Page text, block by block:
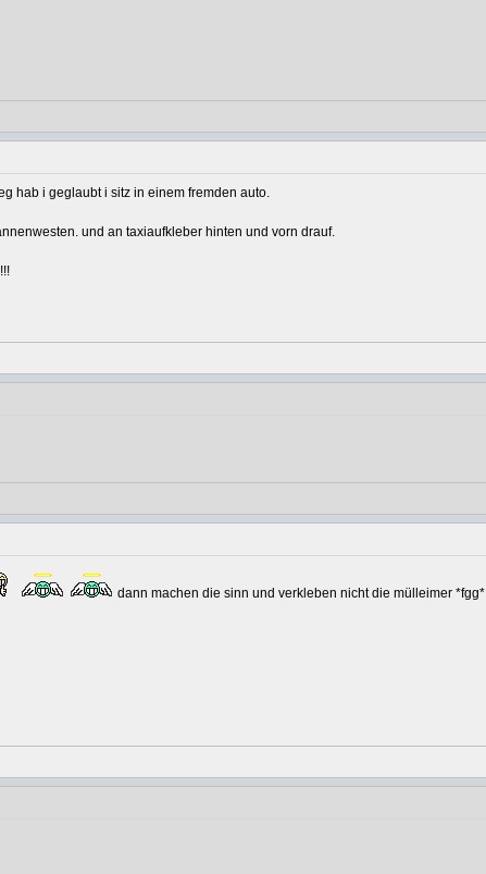
hab i geglaubt i sitz in einem fremden auto.
und an taxiaufkleber hinten und vorn drauf.
dann machen die sinn und verkleben nicht die mülleimer *fgg*